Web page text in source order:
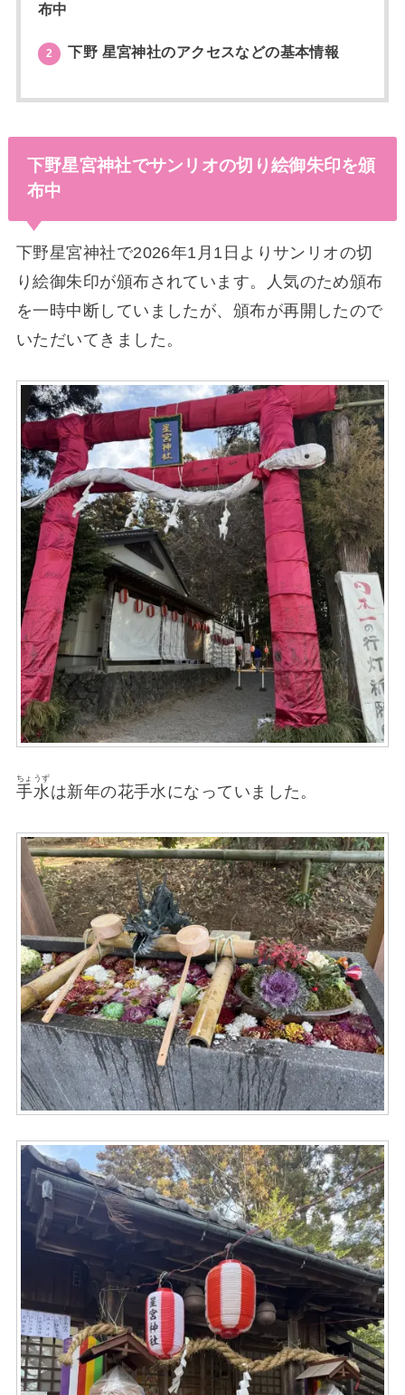
布中
2 下野 星宮神社のアクセスなどの基本情報
下野星宮神社でサンリオの切り絵御朱印を頒
布中
下野星宮神社で2026年1月1日よりサンリオの切
り絵御朱印が頒布されています。人気のため頒布
を一時中断していましたが、頒布が再開したので
いただいてきました。
手水
ちょうず
は新年の花手水になっていました。